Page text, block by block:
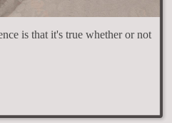
is that it's true whether or not